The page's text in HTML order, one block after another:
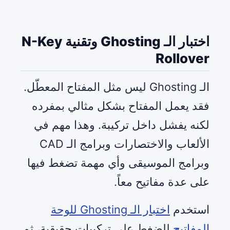
اختبار الـ Ghosting وتقنية N-Key
Rollover
الـ Ghosting ليس مثل المفتاح المعطّل.
فقد يعمل المفتاح بشكل مثالي بمفرده
لكنه يفشل داخل تركيبة. وهذا مهم في
الألعاب والاختصارات وبرامج الـ CAD
وبرامج الموسيقى وأي مهمة تضغط فيها
على عدة مفاتيح معاً.
استخدم
اختبار الـ Ghosting للوحة